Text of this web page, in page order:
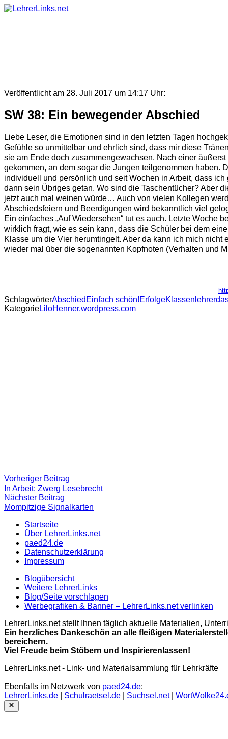
Skip
Veröffentlicht am 28. Juli 2017 um 14:17 Uhr:
SW 38: Ein bewegender Abschied
Liebe Leser, die Emotionen sind in den letzten Tagen
Gefühle so unmittelbar und ehrlich sind, dass mir diese
sie am Ende doch zusammengewachsen. Nach einer
gekommen, an dem sogar die Jungen teilgenommen haben.
individuell und persönlich und seit Wochen in Arbeit, dass
dann sein Übriges getan. Wo sind die Taschentücher? Aber
jetzt auch mal weinen würde… Auch von vielen Kollegen
Abschiedsfeiern und Beerdigungen wird bekanntlich viel
Ein einfaches „Auf Wiedersehen“ tut es auch. Letzte
wirklich fragt, wie es sein kann, dass die Schüler bei dem
Klasse um die Vier herumtingelt. Aber da kann ich mich
wieder mal über die sogenannten Kopfnoten (Verhalten und
SchlagwörterAbschied Einfach schön!Erfolge
KategorieLiloHenner.wordpress.com
Beitragsnavigation
Vorheriger Beitrag
Beitrag:
In Arbeit: Zwerg Lesebrecht
Nächster Beitrag
Beitrag
Mompitzige Signalkarten
Startseite
Über LehrerLinks.net
paed24.de
Datenschutzerklärung
Impressum
Blogübersicht
Weitere LehrerLinks
Blog/Seite vorschlagen
Werbegrafiken & Banner – LehrerLinks.net verlinken
LehrerLinks.net stellt Ihnen täglich aktuelle Materialien,
Ein herzliches Dankeschön an alle fleißigen
bereichern.
Viel Freude beim Stöbern und Inspirierenlassen!
LehrerLinks.net - Link- und Materialsammlung für Lehrkräfte
Ebenfalls im Netzwerk von paed24.de:
LehrerLinks.de
Schulraetsel.de Suchsel.net|
Close